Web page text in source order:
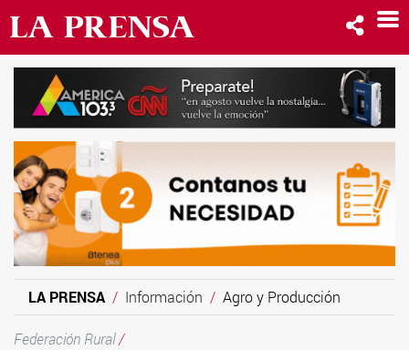
LA PRENSA Información Agro y Producción
Federación Rural/